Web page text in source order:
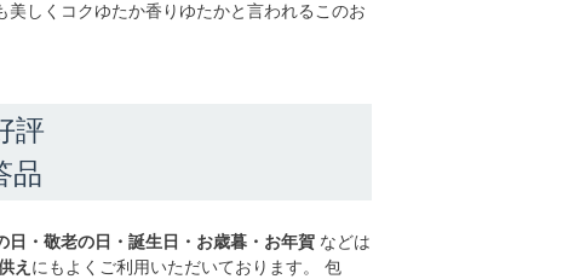
しくコクゆたか香りゆたかと言われるこのお
評
品
日・敬老の日・誕生日・お歳暮・お年賀などは
え にもよくご利用いただいております。 包